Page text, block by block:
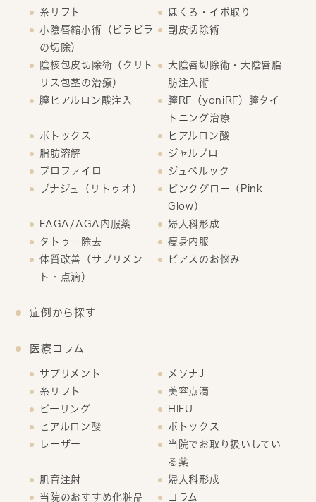
糸リフト
ほくろ・イボ取り
小陰唇縮小術（ビラビラ
の切除）
副皮切除術
陰核包皮切除術（クリト
リス包茎の治療）
大陰唇切除術・大陰唇脂
肪注入術
膣ヒアルロン酸注入
膣RF（yoniRF）膣タイ
トニング治療
ボトックス
ヒアルロン酸
脂肪溶解
ジャルプロ
プロファイロ
ジュベルック
ブナジュ（リトゥオ）
ピンクグロー（Pink
Glow）
FAGA/AGA内服薬
婦人科形成
タトゥー除去
痩身内服
体質改善（サプリメン
ト・点滴）
ピアスのお悩み
症例から探す
医療コラム
サプリメント
メソナJ
糸リフト
美容点滴
ピーリング
HIFU
ヒアルロン酸
ボトックス
レーザー
当院でお取り扱いしてい
る薬
肌育注射
婦人科形成
当院のおすすめ化粧品
コラム